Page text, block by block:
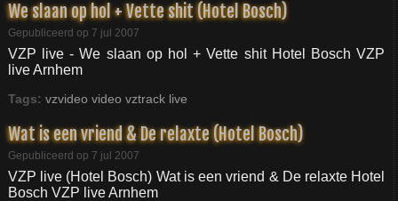
We slaan op hol + Vette shit (Hotel Bosch)
Gepubliceerd op 7 jul 2007
VZP live - We slaan op hol + Vette shit Hotel Bosch VZP
live Arnhem
Tags: vzvideo video vztrack live
Wat is een vriend & De relaxte (Hotel Bosch)
Gepubliceerd op 7 jul 2007
VZP live (Hotel Bosch) Wat is een vriend & De relaxte Hotel
Bosch VZP live Arnhem